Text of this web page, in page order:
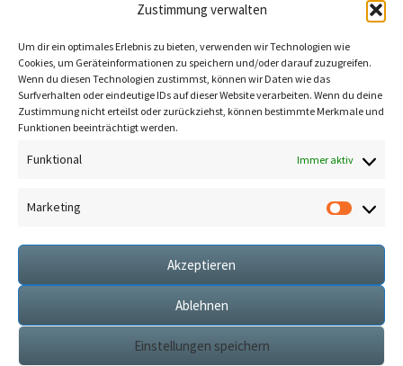
Zustimmung verwalten
Um dir ein optimales Erlebnis zu bieten, verwenden wir Technologien wie
Cookies, um Geräteinformationen zu speichern und/oder darauf zuzugreifen.
Wenn du diesen Technologien zustimmst, können wir Daten wie das
Surfverhalten oder eindeutige IDs auf dieser Website verarbeiten. Wenn du deine
Zustimmung nicht erteilst oder zurückziehst, können bestimmte Merkmale und
Funktionen beeinträchtigt werden.
Funktional Immer aktiv
Marketing
Akzeptieren
Ablehnen
Einstellungen speichern
Du willst keine neuen Beiträge mehr verpassen?
Abonniere meinen Newsletter!